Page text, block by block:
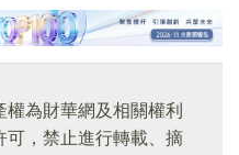
為財華網及相關權利
可，禁止進行轉載、摘